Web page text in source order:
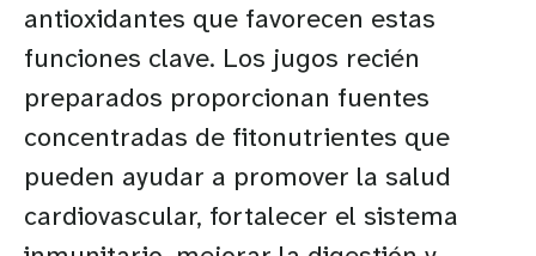
antioxidantes que favorecen estas
funciones clave. Los jugos recién
preparados proporcionan fuentes
concentradas de fitonutrientes que
pueden ayudar a promover la salud
cardiovascular, fortalecer el sistema